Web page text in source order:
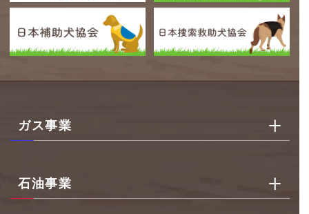
ガス事業
石油事業